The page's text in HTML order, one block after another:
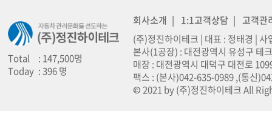
Total
: 147,500명
Today : 396 명
회사소개 | 1:1고객상담 | 고객관
(주)정진하이테크 | 대표 : 정태경 |
본사(1공장) : 대전광역시 유성구 테
매장 : 대전광역시 대덕구 대전로
팩스 : (본사)042-635-0989 ,(통신
© 2021 by (주)정진하이테크 All